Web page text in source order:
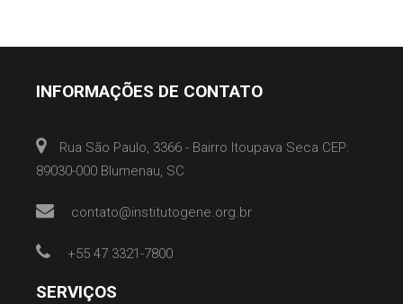
INFORMAÇÕES DE CONTATO
Rua São Paulo, 3366 - Bairro Itoupava Seca CEP:
89030-000 Blumenau, SC
contato@institutogene.org.br
+55 47 3321-7800
SERVIÇOS